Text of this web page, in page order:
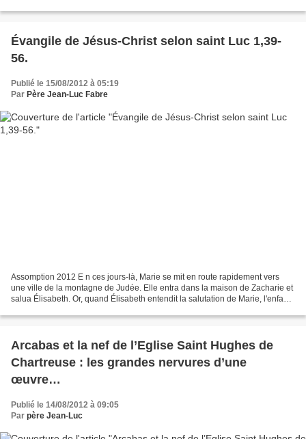
Évangile de Jésus-Christ selon saint Luc 1,39-
56.
Publié le 15/08/2012 à 05:19
Par Père Jean-Luc Fabre
Assomption 2012 E n ces jours-là, Marie se mit en route rapidement vers
une ville de la montagne de Judée. Elle entra dans la maison de Zacharie et
salua Élisabeth. Or, quand Élisabeth entendit la salutation de Marie, l'enfant
Arcabas et la nef de l’Eglise Saint Hughes de
Chartreuse : les grandes nervures d’une
œuvre…
Publié le 14/08/2012 à 09:05
Par père Jean-Luc